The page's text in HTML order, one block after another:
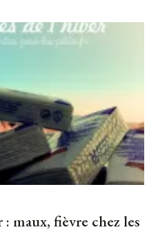
: maux, fièvre chez les